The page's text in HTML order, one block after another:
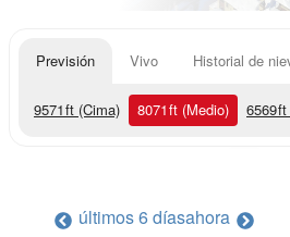
Previsión Vivo Historial de
9571ft (Cima) 8071ft (Medio) 6569ft
últimos 6 díasahora